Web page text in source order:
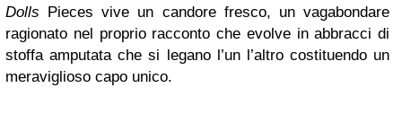
Dolls Pieces vive un candore fresco, un vagabondare
ragionato nel proprio racconto che evolve in abbracci di
stoffa amputata che si legano l’un l’altro costituendo un
meraviglioso capo unico.